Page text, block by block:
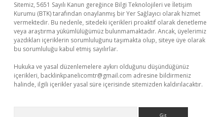
Sitemiz, 5651 Sayılı Kanun gereğince Bilgi Teknolojileri ve İletişim
Kurumu (BTK) tarafından onaylanmış bir Yer Sağlayıcı olarak hizmet
vermektedir. Bu nedenle, sitedeki içerikleri proaktif olarak denetleme
veya araştırma yükümlülüğümüz bulunmamaktadır. Ancak, üyelerimiz
yazdıkları içeriklerin sorumluluğunu taşımakta olup, siteye üye olarak
bu sorumluluğu kabul etmiş sayılırlar.
Hukuka ve yasal düzenlemelere aykırı olduğunu düşündüğünüz
içerikleri, backlinkpanelicomtr@gmail.com adresine bildirmeniz
halinde, ilgili içerikler yasal süre içerisinde sitemizden kaldırılacaktır.